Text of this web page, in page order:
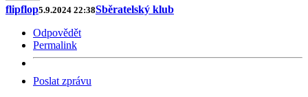
flipflop5.9.2024 22:38Sběratelský klub
Odpovědět
Permalink
Poslat zprávu